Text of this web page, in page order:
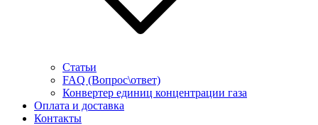
Статьи
FAQ (Вопрос\ответ)
Конвертер единиц концентрации газа
Оплата и доставка
Контакты